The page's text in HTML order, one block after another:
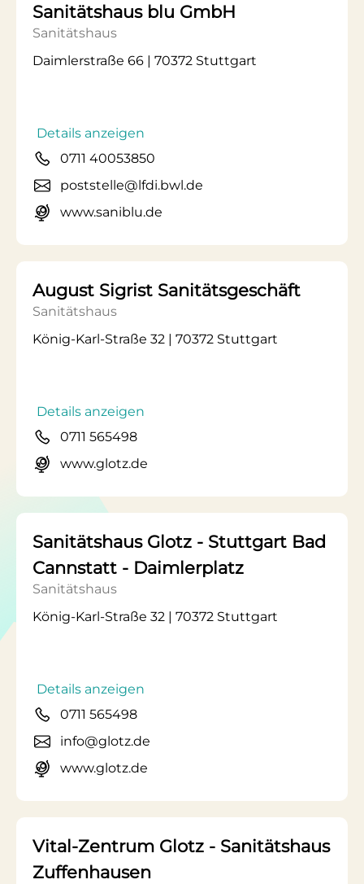
Sanitätshaus blu GmbH
Sanitätshaus
Daimlerstraße 66 | 70372 Stuttgart
Details anzeigen
0711 40053850
poststelle@lfdi.bwl.de
www.saniblu.de
August Sigrist Sanitätsgeschäft
Sanitätshaus
König-Karl-Straße 32 | 70372 Stuttgart
Details anzeigen
0711 565498
www.glotz.de
Sanitätshaus Glotz - Stuttgart Bad
Cannstatt - Daimlerplatz
Sanitätshaus
König-Karl-Straße 32 | 70372 Stuttgart
Details anzeigen
0711 565498
info@glotz.de
www.glotz.de
Vital-Zentrum Glotz - Sanitätshaus
Zuffenhausen